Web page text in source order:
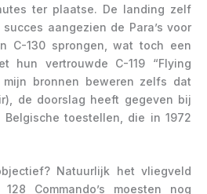
ter plaatse. De landing zelf
aangezien de Para’s voor
C-130 sprongen, wat toch een
hun vertrouwde C-119 “Flying
mijn bronnen beweren zelfs dat
de doorslag heeft gegeven bij
toestellen, die in 1972
Natuurlijk het vliegveld
Commando’s moesten nog